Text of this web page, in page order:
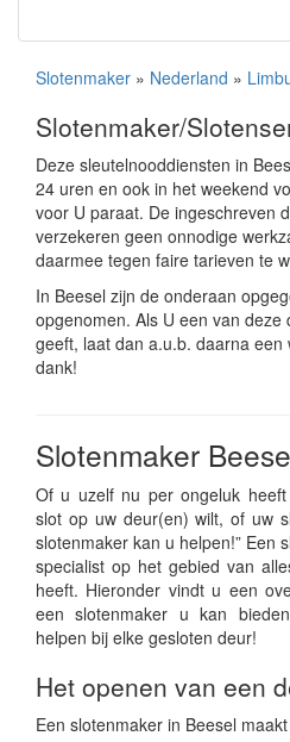
Slotenmaker » Nederland »
Slotenmaker/
Deze sleutelnooddiensten in
24 uren en ook in het weekend
voor U paraat. De ingeschreven
verzekeren geen onnodige
daarmee tegen faire tarieven te
In Beesel zijn de onderaan
opgenomen. Als U een van
geeft, laat dan a.u.b. daarna
dank!
Slotenmaker
Of u uzelf nu per ongeluk
slot op uw deur(en) wilt, of uw
slotenmaker kan u helpen!” Een
specialist op het gebied van
heeft. Hieronder vindt u een
een slotenmaker u kan
helpen bij elke gesloten deur!
Het openen van een
Een slotenmaker in Beesel